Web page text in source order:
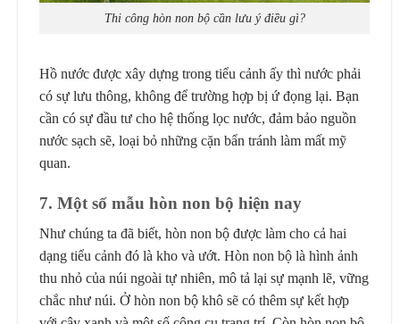
Thi công hòn non bộ cần lưu ý điều gì?
Hồ nước được xây dựng trong tiểu cảnh ấy thì nước phải
có sự lưu thông, không để trường hợp bị ứ đọng lại. Bạn
cần có sự đầu tư cho hệ thống lọc nước, đảm bảo nguồn
nước sạch sẽ, loại bỏ những cặn bẩn tránh làm mất mỹ
quan.
7. Một số mẫu hòn non bộ hiện nay
Như chúng ta đã biết, hòn non bộ được làm cho cả hai
dạng tiểu cảnh đó là kho và ướt. Hòn non bộ là hình ảnh
thu nhỏ của núi ngoài tự nhiên, mô tả lại sự mạnh lẽ, vững
chắc như núi. Ở hòn non bộ khô sẽ có thêm sự kết hợp